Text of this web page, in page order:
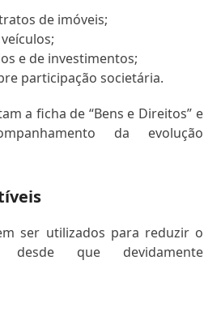
de imóveis;
e de investimentos;
participação societária.
a ficha de “Bens e Direitos” e
da evolução
ser utilizados para reduzir o
desde que devidamente